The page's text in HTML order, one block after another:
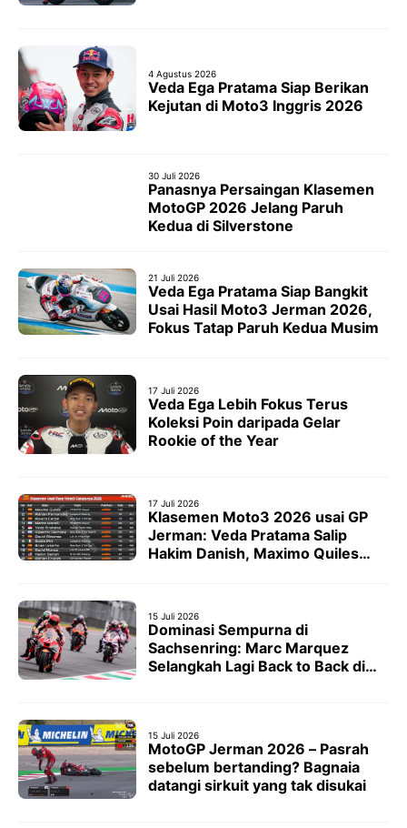
4 Agustus 2026
Veda Ega Pratama Siap Berikan
Kejutan di Moto3 Inggris 2026
30 Juli 2026
Panasnya Persaingan Klasemen
MotoGP 2026 Jelang Paruh
Kedua di Silverstone
21 Juli 2026
Veda Ega Pratama Siap Bangkit
Usai Hasil Moto3 Jerman 2026,
Fokus Tatap Paruh Kedua Musim
17 Juli 2026
Veda Ega Lebih Fokus Terus
Koleksi Poin daripada Gelar
Rookie of the Year
17 Juli 2026
Klasemen Moto3 2026 usai GP
Jerman: Veda Pratama Salip
Hakim Danish, Maximo Quiles
15 Juli 2026
Dominasi Sempurna di
Sachsenring: Marc Marquez
Selangkah Lagi Back to Back di
15 Juli 2026
MotoGP Jerman 2026 – Pasrah
sebelum bertanding? Bagnaia
datangi sirkuit yang tak disukai